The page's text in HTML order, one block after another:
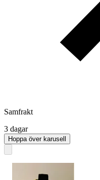
Samfrakt
3 dagar
Hoppa över karusell